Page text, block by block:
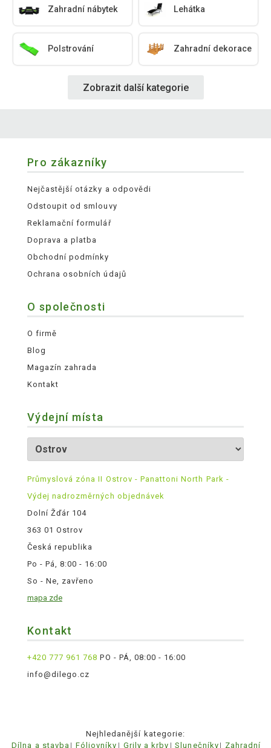
Zahradní nábytek Lehátka
Polstrování Zahradní dekorace
Zobrazit další kategorie
Pro zákazníky
Nejčastější otázky a odpovědi
Odstoupit od smlouvy
Reklamační formulář
Doprava a platba
Obchodní podmínky
Ochrana osobních údajů
O společnosti
O firmě
Blog
Magazín zahrada
Kontakt
Výdejní místa
Průmyslová zóna II Ostrov - Panattoni North Park -
Výdej nadrozměrných objednávek
Dolní Žďár 104
363 01 Ostrov
Česká republika
Po - Pá, 8:00 - 16:00
So - Ne, zavřeno
mapa zde
Kontakt
+420 777 961 768 PO - PÁ, 08:00 - 16:00
info@dilego.cz
Nejhledanější kategorie:
Dílna a stavba
Fóliovníky Grily a krby Slunečníky Zahradní